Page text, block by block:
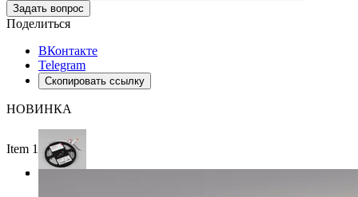
Задать вопрос
Поделиться
ВКонтакте
Telegram
Скопировать ссылку
НОВИНКА
Item 1 of 3